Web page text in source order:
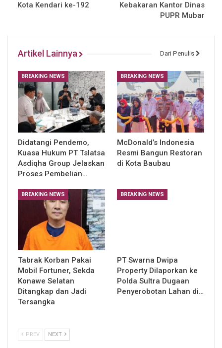
Kota Kendari ke-192
Kebakaran Kantor Dinas
PUPR Mubar
Artikel Lainnya Dari Penulis
BREAKING NEWS
Didatangi Pendemo,
Kuasa Hukum PT Tslatsa
Asdiqha Group Jelaskan
Proses Pembelian…
BREAKING NEWS
McDonald’s Indonesia
Resmi Bangun Restoran
di Kota Baubau
BREAKING NEWS
Tabrak Korban Pakai
Mobil Fortuner, Sekda
Konawe Selatan
Ditangkap dan Jadi
Tersangka
BREAKING NEWS
PT Swarna Dwipa
Property Dilaporkan ke
Polda Sultra Dugaan
Penyerobotan Lahan di…
PREV NEXT